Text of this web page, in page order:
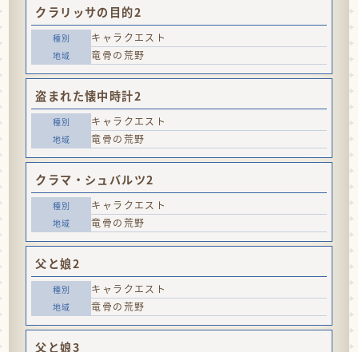
クラリッサの目的2
キャラクエスト
竜骨の荒野
盗まれた懐中時計2
キャラクエスト
竜骨の荒野
クラマ・シュバルツ2
キャラクエスト
竜骨の荒野
父と娘2
キャラクエスト
竜骨の荒野
父と娘3